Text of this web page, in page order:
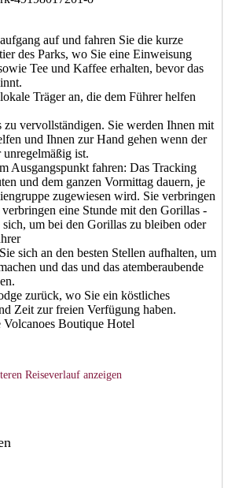
auf und fahren Sie die kurze
des Parks, wo Sie eine Einweisung
Tee und Kaffee erhalten, bevor das
Träger an, die dem Führer helfen
vervollständigen. Sie werden Ihnen mit
und Ihnen zur Hand gehen wenn der
ist.
Ausgangspunkt fahren: Das Tracking
und dem ganzen Vormittag dauern, je
zugewiesen wird. Sie verbringen
eine Stunde mit den Gorillas -
um bei den Gorillas zu bleiben oder
sich an den besten Stellen aufhalten, um
und das und das atemberaubende
zurück, wo Sie ein köstliches
Zeit zur freien Verfügung haben.
Boutique Hotel
Reiseverlauf anzeigen